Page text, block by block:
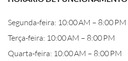
Segunda-feira: 10:00 AM – 8:00 PM
Terça-feira: 10:00 AM – 8:00 PM
Quarta-feira: 10:00 AM – 8:00 PM